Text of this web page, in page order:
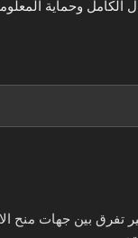
الكامل وحماية
تفرق بين جهات منح